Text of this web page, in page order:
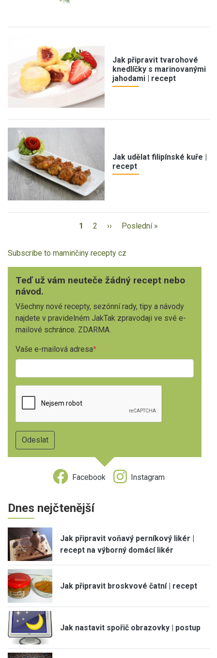
Jak připravit tvarohové
knedlíčky s marinovanými
jahodami | recept
Jak udělat filipínské kuře |
recept
1 2 ›› Poslední »
Subscribe to maminčiny recepty cz
Teď už vám neuteče žádný recept nebo
návod.
Všechny nové recepty, sezónní rady, tipy a návody
najdete v pravidelném JakTak zpravodaji ve své e-
mailové schránce. ZDARMA.
Vaše e-mailová adresa
Facebook Instagram
Dnes nejčtenější
Jak připravit voňavý perníkový likér |
recept na výborný domácí likér
Jak připravit broskvové čatní | recept
Jak nastavit spořič obrazovky | postup